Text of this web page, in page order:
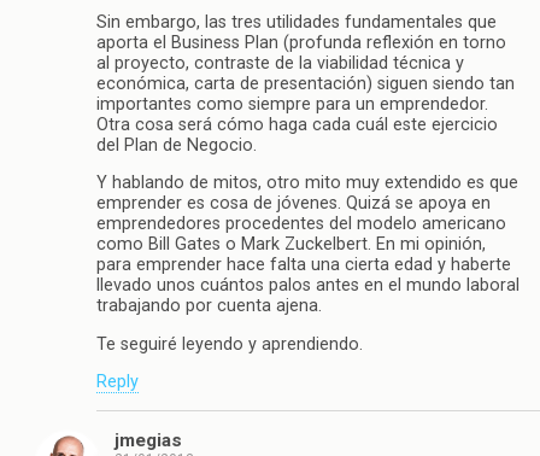
Sin embargo, las tres utilidades fundamentales que
aporta el Business Plan (profunda reflexión en torno
al proyecto, contraste de la viabilidad técnica y
económica, carta de presentación) siguen siendo tan
importantes como siempre para un emprendedor.
Otra cosa será cómo haga cada cuál este ejercicio
del Plan de Negocio.
Y hablando de mitos, otro mito muy extendido es que
emprender es cosa de jóvenes. Quizá se apoya en
emprendedores procedentes del modelo americano
como Bill Gates o Mark Zuckelbert. En mi opinión,
para emprender hace falta una cierta edad y haberte
llevado unos cuántos palos antes en el mundo laboral
trabajando por cuenta ajena.
Te seguiré leyendo y aprendiendo.
Reply
jmegias